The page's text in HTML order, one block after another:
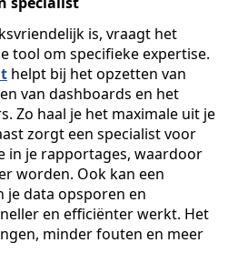
is, vraagt het
tool om specifieke expertise.
helpt bij het opzetten van
van dashboards en het
Zo haal je het maximale uit je
zorgt een specialist voor
in je rapportages, waardoor
worden. Ook kan een
data opsporen en
en efficiënter werkt. Het
minder fouten en meer